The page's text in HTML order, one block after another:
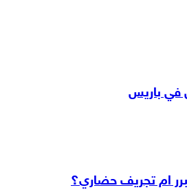
في باريس
ام تجريف حضاري؟